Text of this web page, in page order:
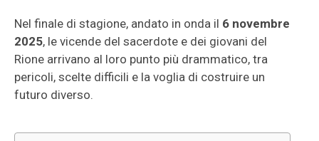
Nel finale di stagione, andato in onda il 6 novembre
2025, le vicende del sacerdote e dei giovani del
Rione arrivano al loro punto più drammatico, tra
pericoli, scelte difficili e la voglia di costruire un
futuro diverso.